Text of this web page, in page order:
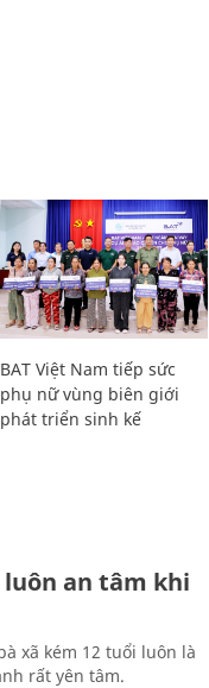
BAT Việt Nam tiếp sức
phụ nữ vùng biên giới
phát triển sinh kế
luôn an tâm khi
xã kém 12 tuổi luôn là
rất yên tâm.